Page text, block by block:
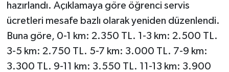
hazırlandı. Açıklamaya göre öğrenci servis
ücretleri mesafe bazlı olarak yeniden düzenlendi.
Buna göre, 0-1 km: 2.350 TL. 1-3 km: 2.500 TL.
3-5 km: 2.750 TL. 5-7 km: 3.000 TL. 7-9 km:
3.300 TL. 9-11 km: 3.550 TL. 11-13 km: 3.900